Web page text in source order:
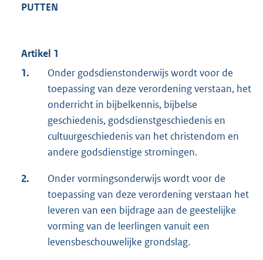
PUTTEN
Artikel 1
1.
Onder godsdienstonderwijs wordt voor de
toepassing van deze verordening verstaan, het
onderricht in bijbelkennis, bijbelse
geschiedenis, godsdienstgeschiedenis en
cultuurgeschiedenis van het christendom en
andere godsdienstige stromingen.
2.
Onder vormingsonderwijs wordt voor de
toepassing van deze verordening verstaan het
leveren van een bijdrage aan de geestelijke
vorming van de leerlingen vanuit een
levensbeschouwelijke grondslag.